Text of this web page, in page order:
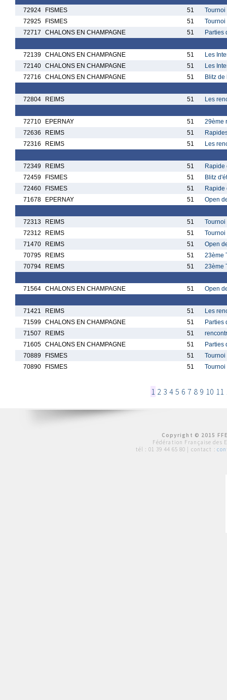
72924 FISMES 51
72925
FISMES 51
72717
CHALONS EN CHAMPAGNE 51 Parties
72139 CHALONS EN CHAMPAGNE 51
Les
72140 CHALONS EN CHAMPAGNE 51
Les
72716
CHALONS EN CHAMPAGNE 51 Blitz
72804 REIMS 51 Les
72710 EPERNAY 51
29ème
72636
REIMS 51
72316
REIMS 51 Les
72349 REIMS 51
Rapide
72459
FISMES 51
Blitz
72460
FISMES 51
Rapide
71678
EPERNAY 51 Open
72313 REIMS 51
72312
REIMS 51
71470
REIMS 51
Open
70795
REIMS 51
23ème
70794
REIMS 51 23ème
71564 CHALONS EN CHAMPAGNE 51 Open
71421 REIMS 51
Les
71599 CHALONS EN CHAMPAGNE 51
Parties
71507
REIMS 51
71605 CHALONS EN CHAMPAGNE 51
Parties
70889
FISMES 51
Tournoi
70890
FISMES 51
1 2 3 4 5 6 7 8 9 10 11
Copyright © 2015
Fédération Française des
tél : 01 39 44 65 80 | contact :